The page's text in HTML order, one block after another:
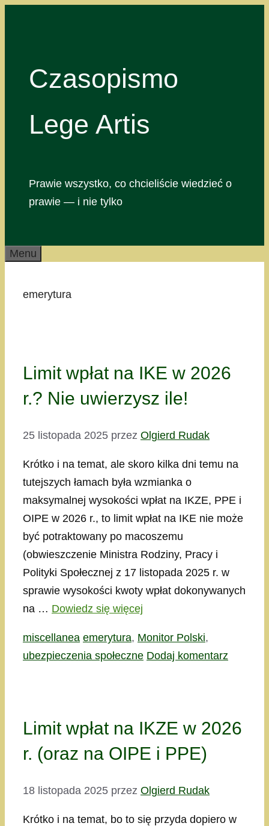
Czasopismo
Lege Artis
Prawie wszystko, co chcieliście wiedzieć o
prawie — i nie tylko
Menu
emerytura
Limit wpłat na IKE w 2026
r.? Nie uwierzysz ile!
25 listopada 2025 przez Olgierd Rudak
Krótko i na temat, ale skoro kilka dni temu na
tutejszych łamach była wzmianka o
maksymalnej wysokości wpłat na IKZE, PPE i
OIPE w 2026 r., to limit wpłat na IKE nie może
być potraktowany po macoszemu
(obwieszczenie Ministra Rodziny, Pracy i
Polityki Społecznej z 17 listopada 2025 r. w
sprawie wysokości kwoty wpłat dokonywanych
na … Dowiedz się więcej
Kategorie
miscellanea Tagi
emerytura, Monitor Polski,
ubezpieczenia społeczne Dodaj komentarz
Limit wpłat na IKZE w 2026
r. (oraz na OIPE i PPE)
18 listopada 2025 przez Olgierd Rudak
Krótko i na temat, bo to się przyda dopiero w